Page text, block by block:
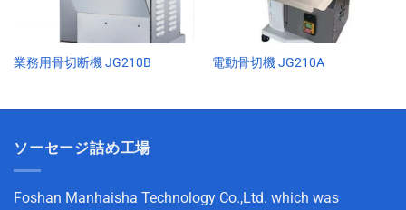
業務用骨切断機 JG210B 電動骨切機 JG210A
ソーセージ詰め工場
Foshan Manhaisha Technology Co.,Ltd. which was